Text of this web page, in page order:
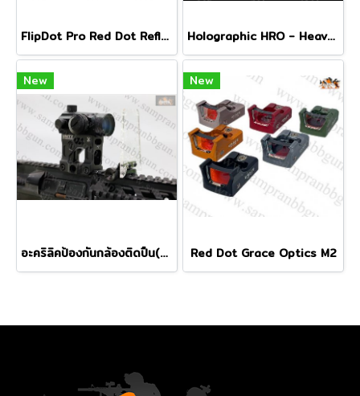
FlipDot Pro Red Dot Reflex Optic Holographic HRO - Heavy Recoil Optic
New
อะคริลิคป้องกันกล้องติดปืน(สำหรับมีขาจับรางอยู่แล้ว ไม่มีรางแถม)
New
Red Dot Grace Optics M2